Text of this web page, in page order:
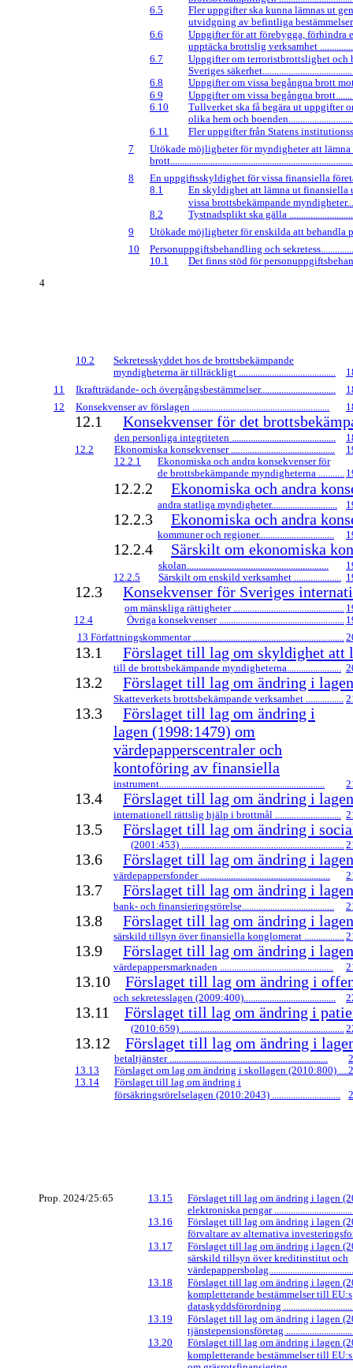
6.5
Fler uppgifter ska kunna lämnas ut
utvidgning av befintliga
6.6
Uppgifter för att förebygga, förhindra
upptäcka brottslig verksamhet
6.7
Uppgifter om terroristbrottslighet och
Sveriges
6.8
Uppgifter om vissa begångna brott
6.9
Uppgifter om vissa begångna
6.10
Tullverket ska få begära ut uppgifter
olika hem och
6.11
Fler uppgifter från Statens
7
Utökade möjligheter för myndigheter att
brott
8
En uppgiftsskyldighet för vissa finansiella
8.1
En skyldighet att lämna ut
vissa brottsbekämpande
8.2
Tystnadsplikt ska gälla
9
Utökade möjligheter för enskilda att behandla
10
Personuppgiftsbehandling och
10.1
Det finns stöd för
4
10.2
Sekretesskyddet hos de brottsbekämpande
myndigheterna är tillräckligt .........................................
11
Ikraftträdande- och övergångsbestämmelser................................
12
Konsekvenser av förslagen ..........................................................
12.1 Konsekvenser för det
den personliga integriteten ............................................
12.2
Ekonomiska konsekvenser ............................................
12.2.1
Ekonomiska och andra konsekvenser för
de brottsbekämpande myndigheterna ...........
12.2.2 Ekonomiska och andra
andra statliga myndigheter............................
12.2.3 Ekonomiska och andra
kommuner och regioner................................
12.2.4 Särskilt om ekonomiska
skolan............................................................
12.2.5
Särskilt om enskild verksamhet ....................
12.3 Konsekvenser för Sveriges
om mänskliga rättigheter ...............................................
12.4
Övriga konsekvenser .....................................................
13 Författningskommentar ................................................................
13.1 Förslaget till lag om skyldighet att
till de brottsbekämpande myndigheterna.......................
13.2 Förslaget till lag om ändring i
Skatteverkets brottsbekämpande verksamhet ................
13.3
Förslaget till lag om ändring i
lagen (1998:1479) om
värdepapperscentraler och
kontoföring av finansiella
instrument......................................................................
13.4 Förslaget till lag om ändring i
internationell rättslig hjälp i brottmål ............................
13.5 Förslaget till lag om ändring i
(2001:453) .....................................................................
13.6 Förslaget till lag om ändring i
värdepappersfonder .......................................................
13.7 Förslaget till lag om ändring i
bank- och finansieringsrörelse.......................................
13.8 Förslaget till lag om ändring i
särskild tillsyn över finansiella konglomerat .................
13.9 Förslaget till lag om ändring i
värdepappersmarknaden ................................................
13.10 Förslaget till lag om ändring i
och sekretesslagen (2009:400).......................................
13.11 Förslaget till lag om ändring i
(2010:659) .....................................................................
13.12 Förslaget till lag om ändring i
betaltjänster ...................................................................
13.13
Förslaget om lag om ändring i skollagen (2010:800) ....
13.14
Förslaget till lag om ändring i
försäkringsrörelselagen (2010:2043) .............................
Prop. 2024/25:65 13.15
Förslaget till lag om ändring i lagen
elektroniska pengar
13.16
Förslaget till lag om ändring i lagen
förvaltare av alternativa
13.17
Förslaget till lag om ändring i lagen
särskild tillsyn över kreditinstitut och
13.18
Förslaget till lag om ändring i lagen
kompletterande bestämmelser till EU:s
dataskyddsförordning
13.19
Förslaget till lag om ändring i lagen
tjänstepensionsföretag
13.20
Förslaget till lag om ändring i lagen
kompletterande bestämmelser till